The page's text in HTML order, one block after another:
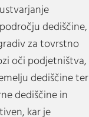
dediščine,
za tovrstno
oči podjetništva,
dediščine ter
dediščine in
kar je